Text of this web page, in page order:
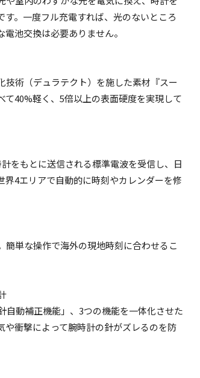
。一度フル充電すれば、光のないところ
池交換は必要ありません。
技術（デュラテクト）を施した素材『スー
40%軽く、5倍以上の表面硬度を実現して
をもとに送信される標準電波を受信し、日
4エリアで自動的に時刻やカレンダーを修
簡単な操作で海外の現地時刻に合わせるこ
自動補正機能」、3つの機能を一体化させた
や衝撃によって腕時計の針がズレるのを防